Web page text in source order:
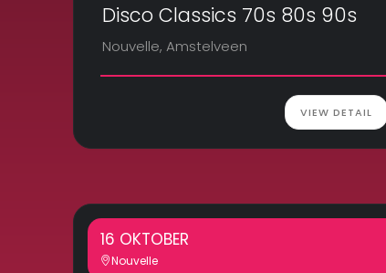
Disco Classics 70s 80s 90s
Nouvelle, Amstelveen
VIEW DETAIL
16 OKTOBER
Nouvelle